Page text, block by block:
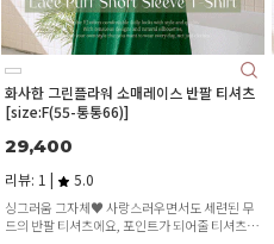
화사한 그린플라워 소매레이스 반팔 티셔츠
[size:F(55-통통66)]
29,400
리뷰: 1 | 5.0
싱그러움 그자체♥ 사랑스러우면서도 세련된 무
드의 반팔 티셔츠에요, 포인트가 되어줄 티셔츠를